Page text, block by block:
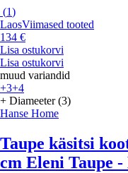
(1)
LaosViimased tooted
134 €
Lisa ostukorvi
Lisa ostukorvi
muud variandid
+3+4
+ Diameeter (3)
Hanse Home
Taupe käsitsi
cm Eleni Taupe -